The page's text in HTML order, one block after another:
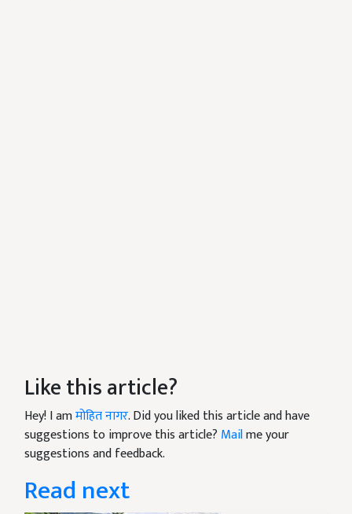
Like this article?
Hey! I amमोहित नागर. Did you liked this article and have
suggestions to improve this article? Mailme your
suggestions and feedback.
Read next